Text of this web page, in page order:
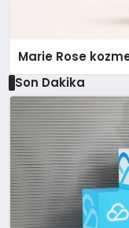
Marie Rose
Son Dakika